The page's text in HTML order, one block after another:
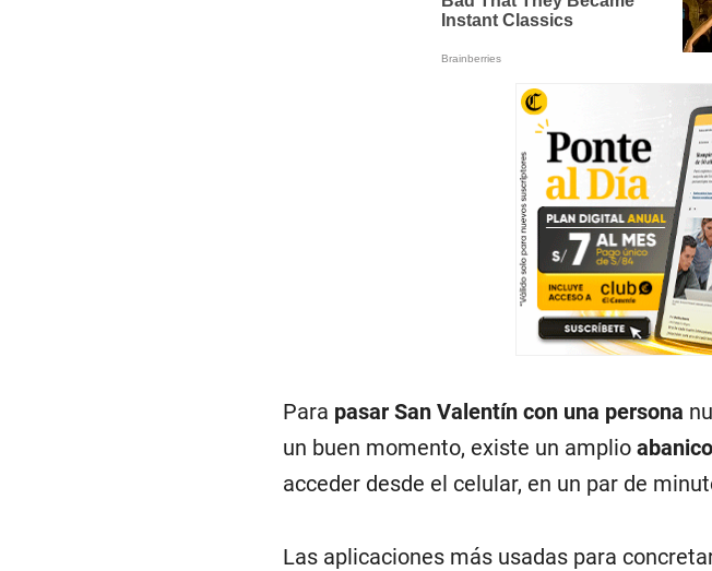
Para pasar San Valentín con una persona
un buen momento, existe un amplio
acceder desde el celular, en un par de
Las aplicaciones más usadas para